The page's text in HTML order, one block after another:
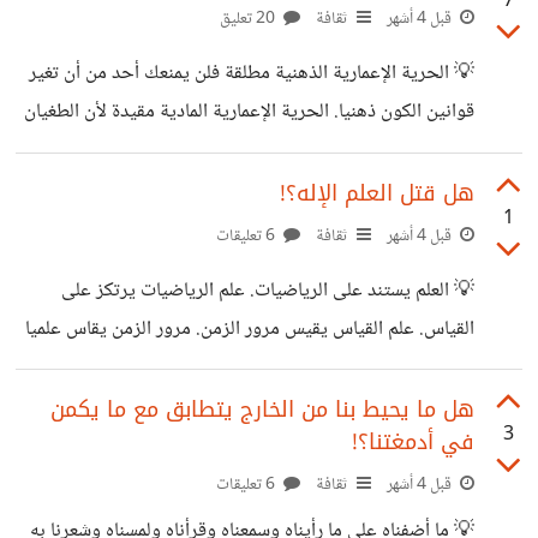
الخير وأمرنا بفعله للاقتراب من الحق المطلق الذي هو الكمال
وكلما نقص الخير تكون الشر.
قبل 4 أشهر ثقافة
💡 الحرية الإعمارية الذهنية مطلقة فلن يمنعك أحد من أن تغير
قوانين الكون ذهنيا. الحرية الإعمارية المادية مقيدة لأن الطغيان
بها حرمان غيرك من حقه الإبداعي. الحرية المرتبطة بما ينفع
البشرية كالاكتشافات والاختراعات والابتكارات واسعة لكنها
مقيدة نسبيا فليس كل جديد مفيد. الحرية المرتبطة بما يضر
علينا ممن فضل ذاته على الجميع. الأصل في الحرية القيد فنحن
لسنا أحرارا بتغيير ألواننا وأجسامنا وجيناتنا وغرائزنا ومشاعرنا
وعناصرنا و... قيمة الحرية
1
هل قتل العلم الإله؟!
قبل 4 أشهر ثقافة
💡 العلم يستند على الرياضيات. علم الرياضيات يرتكز على
القياس. علم القياس يقيس مرور الزمن. مرور الزمن يقاس علميا
بتحول الطاقة من شكل لآخر. يسبق تحولات الطاقة وتبدلات
الطبيعة وتغيرات الكون محول ومبدل ومغير. محول الطاقة لا
يقاس علميا ولا تتفاعل معه الرياضيات وبدونه لا يمر الزمن ولا
تتحول الطاقة ولا تتبدل الطبيعة ولا يتغير الكون هو الثابت
مكون المتغيرات. العلم لم يقتل الإله و لن يقتل الإله لأنه لا شيء
3
هل ما يحيط بنا من الخارج يتطابق مع ما يكمن
في أدمغتنا؟!
قبل 4 أشهر ثقافة